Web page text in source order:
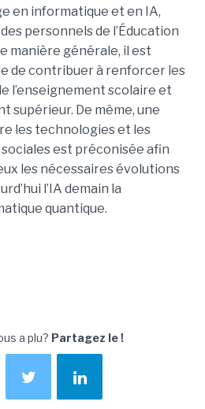
en informatique et en IA,
personnels de l’Éducation
manière générale, il est
de contribuer à renforcer les
l’enseignement scolaire et
supérieur. De même, une
les technologies et les
est préconisée afin
les nécessaires évolutions
l’IA demain la
quantique.
a plu? Partagez le !